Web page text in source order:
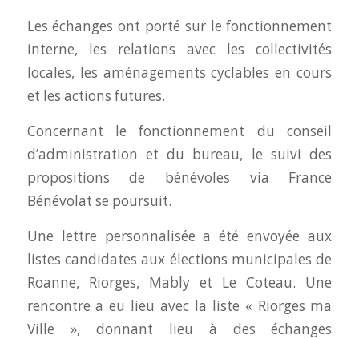
Les échanges ont porté sur le fonctionnement
interne, les relations avec les collectivités
locales, les aménagements cyclables en cours
et les actions futures.
Concernant le fonctionnement du conseil
d’administration et du bureau, le suivi des
propositions de bénévoles via France
Bénévolat se poursuit.
Une lettre personnalisée a été envoyée aux
listes candidates aux élections municipales de
Roanne, Riorges, Mably et Le Coteau. Une
rencontre a eu lieu avec la liste « Riorges ma
Ville », donnant lieu à des échanges